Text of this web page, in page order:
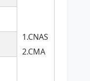
1.CNAS
2.CMA